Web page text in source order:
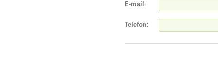
E-mail:
Telefon: